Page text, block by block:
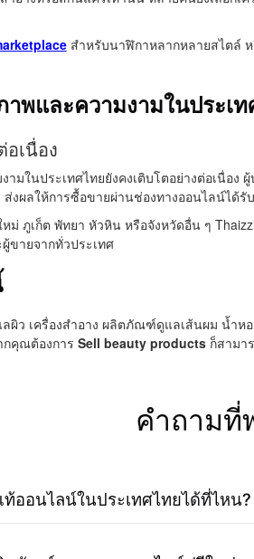
สำหรับนาฬิกาหลากหลายสไตล์
พและความงามในประเท
เนื่อง
มในประเทศไทยยังคงเติบโตอย่างต่อเนื่อ
งผลให้การซื้อขายผ่านช่องทางออนไลน์ได้รั
หม่ ภูเก็ต พัทยา หัวหิน หรือจังหวัดอื่น ๆ
ขายจากทั่วประเทศ
ว เครื่องสำอาง ผลิตภัณฑ์ดูแลเส้นผม น้ำห
คุณต้องการ Sell beauty productsก็สามา
คำถามที่
อนไลน์ในประเทศไทยได้ที่ไหน?